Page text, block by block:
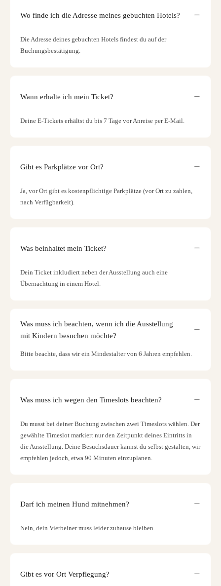
Wo finde ich die Adresse meines gebuchten Hotels?
Die Adresse deines gebuchten Hotels findest du auf der
Buchungsbestätigung.
Wann erhalte ich mein Ticket?
Deine E-Tickets erhältst du bis 7 Tage vor Anreise per E-Mail.
Gibt es Parkplätze vor Ort?
Ja, vor Ort gibt es kostenpflichtige Parkplätze (vor Ort zu zahlen,
nach Verfügbarkeit).
Was beinhaltet mein Ticket?
Dein Ticket inkludiert neben der Ausstellung auch eine
Übernachtung in einem Hotel.
Was muss ich beachten, wenn ich die Ausstellung
mit Kindern besuchen möchte?
Bitte beachte, dass wir ein Mindestalter von 6 Jahren empfehlen.
Was muss ich wegen den Timeslots beachten?
Du musst bei deiner Buchung zwischen zwei Timeslots wählen. Der
gewählte Timeslot markiert nur den Zeitpunkt deines Eintritts in
die Ausstellung. Deine Besuchsdauer kannst du selbst gestalten, wir
empfehlen jedoch, etwa 90 Minuten einzuplanen.
Darf ich meinen Hund mitnehmen?
Nein, dein Vierbeiner muss leider zuhause bleiben.
Gibt es vor Ort Verpflegung?